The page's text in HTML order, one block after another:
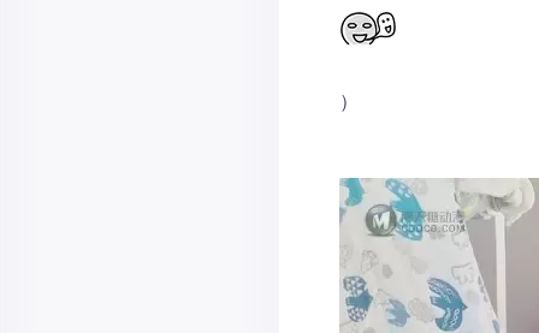
）